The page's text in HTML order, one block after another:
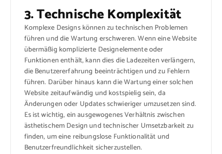
3. Technische Komplexität
Komplexe Designs können zu technischen Problemen
führen und die Wartung erschweren. Wenn eine Website
übermäßig komplizierte Designelemente oder
Funktionen enthält, kann dies die Ladezeiten verlängern,
die Benutzererfahrung beeinträchtigen und zu Fehlern
führen. Darüber hinaus kann die Wartung einer solchen
Website zeitaufwändig und kostspielig sein, da
Änderungen oder Updates schwieriger umzusetzen sind.
Es ist wichtig, ein ausgewogenes Verhältnis zwischen
ästhetischem Design und technischer Umsetzbarkeit zu
finden, um eine reibungslose Funktionalität und
Benutzerfreundlichkeit sicherzustellen.